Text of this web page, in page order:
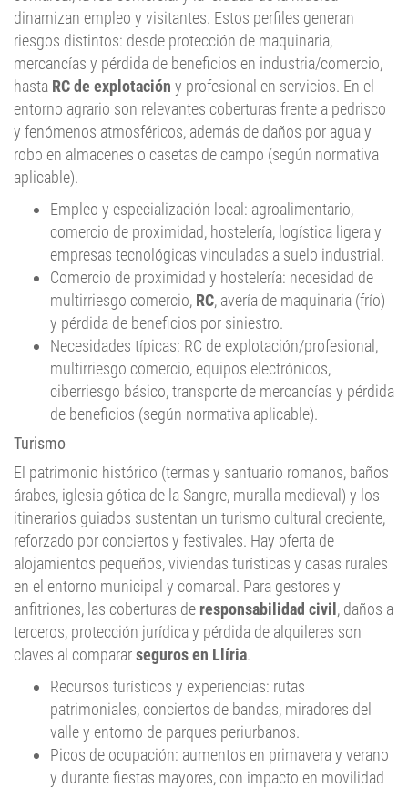
riesgos distintos: desde protección de maquinaria,
mercancías y pérdida de beneficios en industria/comercio,
hastaRC de explotacióny profesional en servicios. En el
entorno agrario son relevantes coberturas frente a pedrisco
y fenómenos atmosféricos, además de daños por agua y
robo en almacenes o casetas de campo (según normativa
aplicable).
Empleo y especialización local: agroalimentario,
comercio de proximidad, hostelería, logística ligera y
empresas tecnológicas vinculadas a suelo industrial.
Comercio de proximidad y hostelería: necesidad de
multirriesgo comercio,RC, avería de maquinaria (frío)
y pérdida de beneficios por siniestro.
Necesidades típicas: RC de explotación/profesional,
multirriesgo comercio, equipos electrónicos,
ciberriesgo básico, transporte de mercancías y pérdida
de beneficios (según normativa aplicable).
Turismo
El patrimonio histórico (termas y santuario romanos, baños
árabes, iglesia gótica de la Sangre, muralla medieval) y los
itinerarios guiados sustentan un turismo cultural creciente,
reforzado por conciertos y festivales. Hay oferta de
alojamientos pequeños, viviendas turísticas y casas rurales
en el entorno municipal y comarcal. Para gestores y
anfitriones, las coberturas deresponsabilidad civil, daños a
terceros, protección jurídica y pérdida de alquileres son
claves al compararseguros en Llíria.
Recursos turísticos y experiencias: rutas
patrimoniales, conciertos de bandas, miradores del
valle y entorno de parques periurbanos.
Picos de ocupación: aumentos en primavera y verano
y durante fiestas mayores, con impacto en movilidad
y servicios.